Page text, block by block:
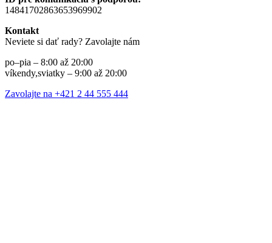
14841702863653969902
Kontakt
Neviete si dať rady? Zavolajte nám
po–pia – 8:00 až 20:00
víkendy,sviatky – 9:00 až 20:00
Zavolajte na +421 2 44 555 444